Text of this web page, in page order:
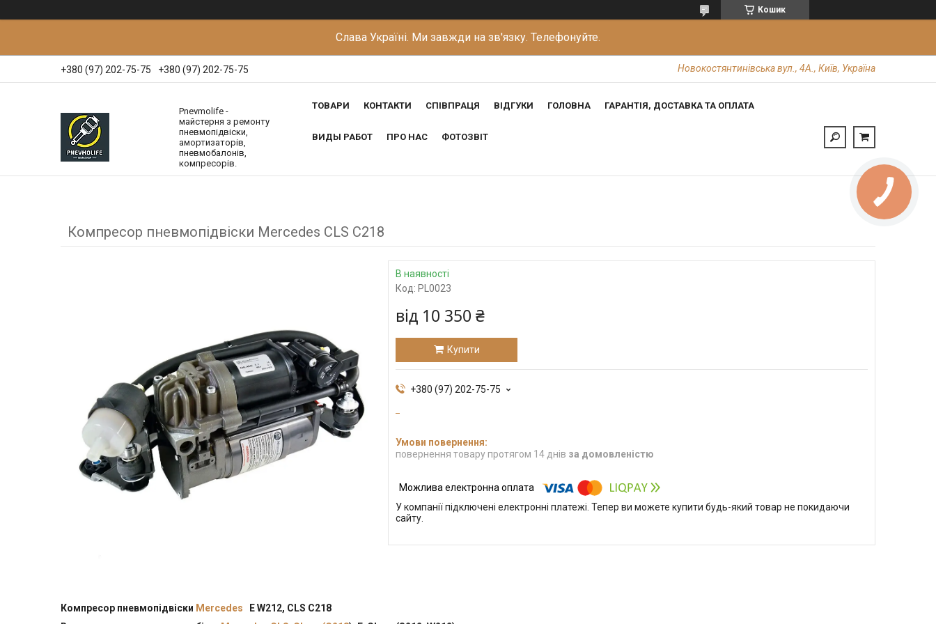
Кошик
Слава Україні. Ми завжди на зв'язку. Телефонуйте.
+380 (97) 202-75-75 +380 (97) 202-75-75 Новокостянтинівська вул., 4А., Київ, Україна
Pnevmolife -
майстерня з ремонту
пневмопідвіски,
амортизаторів,
пневмобалонів,
компресорів.
ТОВАРИ КОНТАКТИ СПІВПРАЦЯ ВІДГУКИ ГОЛОВНА ГАРАНТІЯ, ДОСТАВКА ТА ОПЛАТА
ВИДЫ РАБОТ ПРО НАС ФОТОЗВІТ
Компресор пневмопідвіски Mercedes CLS C218
В наявності
Код: PL0023
від 10 350 ₴
Купити
+380 (97) 202-75-75
повернення товару протягом 14 днів за домовленістю
У компанії підключені електронні платежі. Тепер ви можете купити будь-який товар не покидаючи
сайту.
Компресор пневмопідвіски Mercedes E W212, CLS C218